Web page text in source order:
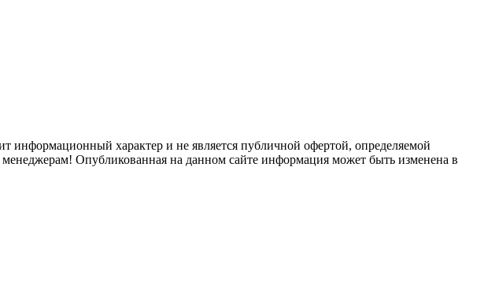
информационный характер и не является публичной офертой, определяемой
Опубликованная на данном сайте информация может быть изменена в